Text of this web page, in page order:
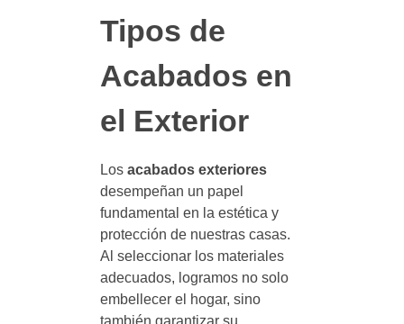
Tipos de
Acabados en
el Exterior
Los acabados exteriores
desempeñan un papel
fundamental en la estética y
protección de nuestras casas.
Al seleccionar los materiales
adecuados, logramos no solo
embellecer el hogar, sino
también garantizar su